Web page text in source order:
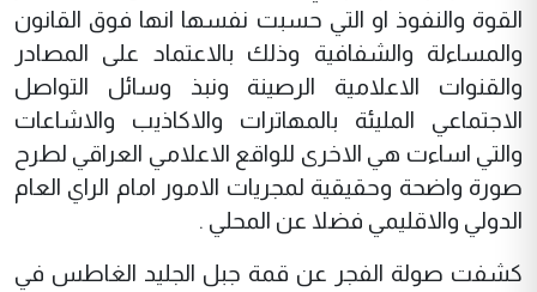
القوة والنفوذ او التي حسبت نفسها انها فوق القانون
والمساءلة والشفافية وذلك بالاعتماد على المصادر
والقنوات الاعلامية الرصينة ونبذ وسائل التواصل
الاجتماعي المليئة بالمهاترات والاكاذيب والاشاعات
والتي اساءت هي الاخرى للواقع الاعلامي العراقي لطرح
صورة واضحة وحقيقية لمجريات الامور امام الراي العام
الدولي والاقليمي فضلا عن المحلي .
كشفت صولة الفجر عن قمة جبل الجليد الغاطس في